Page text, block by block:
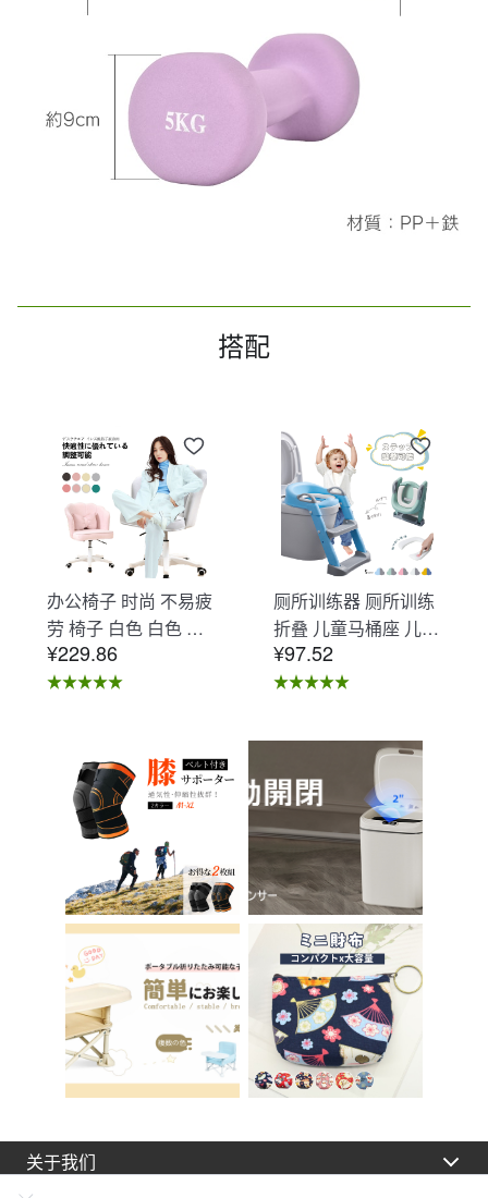
搭配
办公椅子 时尚 不易疲
劳 椅子 白色 白色 办
公椅子 不易疲劳 学习
椅 北欧 儿童 椅子 学
椅子 在家办公 Asher
Brilliant C-56
¥229.86
厕所训练器 厕所训练
折叠 儿童马桶座 儿童
马桶辅助 收纳式马桶
座 小孩马桶座 儿童厕
女孩 儿童 孩子 儿童
马桶训练 免邮 踏步器
厕所
¥97.52
关于我们